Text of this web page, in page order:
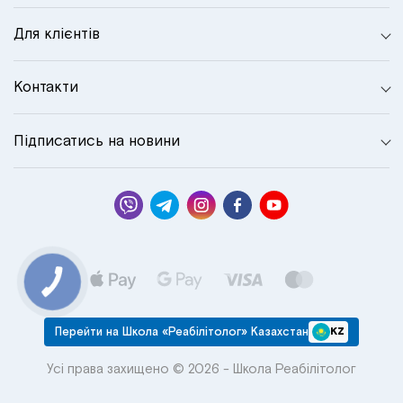
Для клієнтів
Контакти
Підписатись на новини
Перейти на Школа «Реабілітолог» Казахстан KZ
Усі права захищено © 2026 - Школа Реабілітолог
КНОПКА
СВЯЗИ